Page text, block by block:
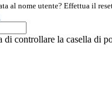
al nome utente? Effettua il
di controllare la casella di